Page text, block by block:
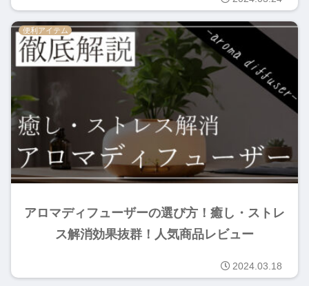
便利アイテム
アロマディフューザーの選び方！癒し・ストレ
ス解消効果抜群！人気商品レビュー
2024.03.18